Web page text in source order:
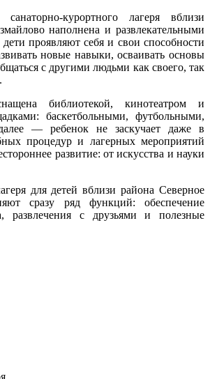
курортного лагеря вблизи
наполнена и развлекательными
проявляют себя и свои способности
новые навыки, осваивать основы
с другими людьми как своего, так
библиотекой, кинотеатром и
баскетбольными, футбольными,
— ребенок не заскучает даже в
процедур и лагерных мероприятий
развитие: от искусства и науки
для детей вблизи района Северное
сразу ряд функций: обеспечение
развлечения с друзьями и полезные